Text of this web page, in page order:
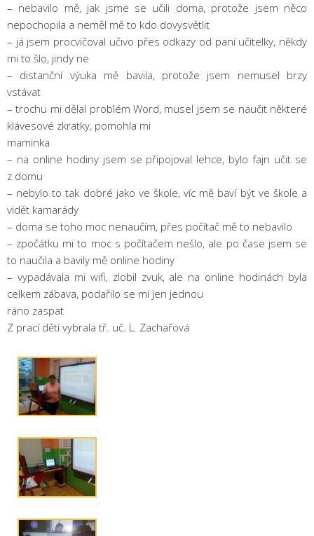
– nebavilo mě, jak jsme se učili doma, protože jsem něco
nepochopila a neměl mě to kdo dovysvětlit
– já jsem procvičoval učivo přes odkazy od paní učitelky, někdy
mi to šlo, jindy ne
– distanční výuka mě bavila, protože jsem nemusel brzy
vstávat
– trochu mi dělal problém Word, musel jsem se naučit některé
klávesové zkratky, pomohla mi
maminka
– na online hodiny jsem se připojoval lehce, bylo fajn učit se
z domu
– nebylo to tak dobré jako ve škole, víc mě baví být ve škole a
vidět kamarády
– doma se toho moc nenaučím, přes počítač mě to nebavilo
– zpočátku mi to moc s počítačem nešlo, ale po čase jsem se
to naučila a bavily mě online hodiny
– vypadávala mi wifi, zlobil zvuk, ale na online hodinách byla
celkem zábava, podařilo se mi jen jednou
ráno zaspat
Z prací dětí vybrala tř. uč. L. Zachařová